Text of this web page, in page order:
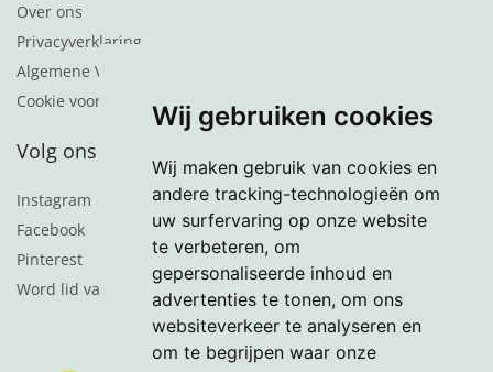
Wij gebruiken cookies
Wij maken gebruik van cookies en
andere tracking-technologieën om
uw surfervaring op onze website
te verbeteren, om
gepersonaliseerde inhoud en
advertenties te tonen, om ons
websiteverkeer te analyseren en
om te begrijpen waar onze
Over ons
Privacyverklaring
Algemene Voorwaarden
Cookie voorkeuren
Volg ons
Instagram
Facebook
Pinterest
Word lid van de nieuwsbrief